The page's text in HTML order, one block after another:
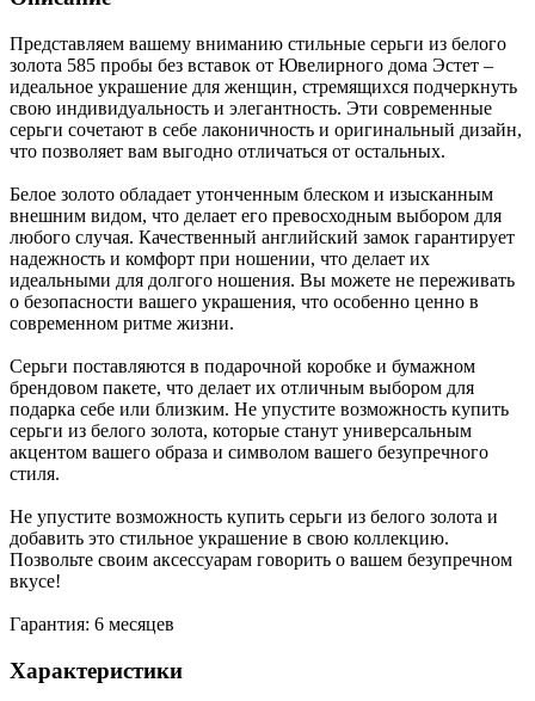
Представляем вашему вниманию стильные серьги из белого
золота 585 пробы без вставок от Ювелирного дома Эстет –
идеальное украшение для женщин, стремящихся подчеркнуть
свою индивидуальность и элегантность. Эти современные
серьги сочетают в себе лаконичность и оригинальный дизайн,
что позволяет вам выгодно отличаться от остальных.
Белое золото обладает утонченным блеском и изысканным
внешним видом, что делает его превосходным выбором для
любого случая. Качественный английский замок гарантирует
надежность и комфорт при ношении, что делает их
идеальными для долгого ношения. Вы можете не переживать
о безопасности вашего украшения, что особенно ценно в
современном ритме жизни.
Серьги поставляются в подарочной коробке и бумажном
брендовом пакете, что делает их отличным выбором для
подарка себе или близким. Не упустите возможность купить
серьги из белого золота, которые станут универсальным
акцентом вашего образа и символом вашего безупречного
стиля.
Не упустите возможность купить серьги из белого золота и
добавить это стильное украшение в свою коллекцию.
Позвольте своим аксессуарам говорить о вашем безупречном
вкусе!
Гарантия: 6 месяцев
Характеристики